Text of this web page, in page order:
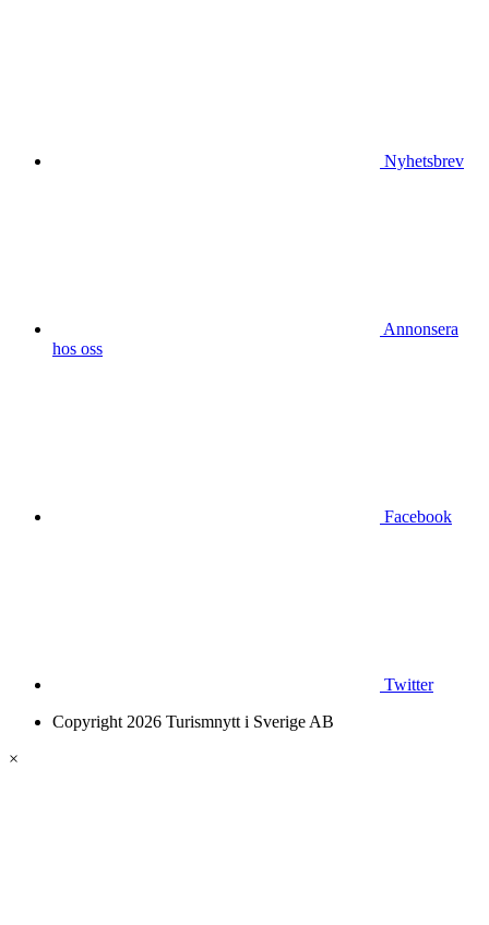
Nyhetsbrev
Annonsera
hos oss
Facebook
Twitter
Copyright 2026 Turismnytt i Sverige AB
×